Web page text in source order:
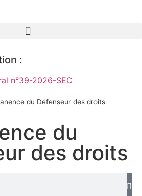
:
n°39-2026-SEC
du Défenseur des droits
du
des droits